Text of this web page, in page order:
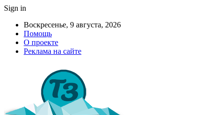
Sign in
Воскресенье, 9 августа, 2026
Помощь
О проекте
Реклама на сайте